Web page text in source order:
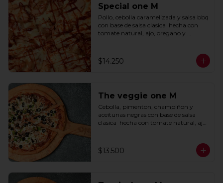
Special one M
Pollo, cebolla caramelizada y salsa bbq
con base de salsa clasica  hecha con
tomate natural, ajo, oregano y
$14.250
The veggie one M
Cebolla, pimenton, champiñon y
aceitunas negras con base de salsa
clasica  hecha con tomate natural, ajo,
$13.500